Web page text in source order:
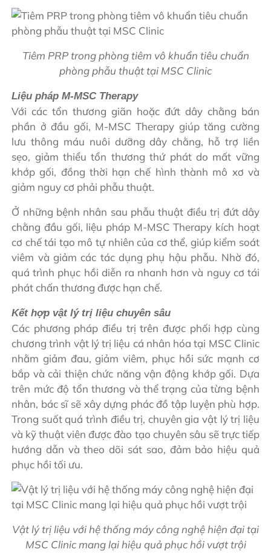
Tiêm PRP trong phòng tiêm vô khuẩn tiêu chuẩn
phòng phẫu thuật tại MSC Clinic
Liệu pháp M-MSC Therapy
Với các tổn thương giãn hoặc đứt dây chằng bán
phần ở đầu gối, M-MSC Therapy giúp tăng cường
lưu thông máu nuôi dưỡng dây chằng, hỗ trợ liền
sẹo, giảm thiểu tổn thương thứ phát do mất vững
khớp gối, đồng thời hạn chế hình thành mô xơ và
giảm nguy cơ phải phẫu thuật.
Ở những bệnh nhân sau phẫu thuật điều trị đứt dây
chằng đầu gối, liệu pháp M-MSC Therapy kích hoạt
cơ chế tái tạo mô tự nhiên của cơ thể, giúp kiểm soát
viêm và giảm các tác dụng phụ hậu phẫu. Nhờ đó,
quá trình phục hồi diễn ra nhanh hơn và nguy cơ tái
phát chấn thương được hạn chế.
Kết hợp vật lý trị liệu chuyên sâu
Các phương pháp điều trị trên được phối hợp cùng
chương trình vật lý trị liệu cá nhân hóa tại MSC Clinic
nhằm giảm đau, giảm viêm, phục hồi sức mạnh cơ
bắp và cải thiện chức năng vận động khớp gối. Dựa
trên mức độ tổn thương và thể trạng của từng bệnh
nhân, bác sĩ sẽ xây dựng phác đồ tập luyện phù hợp.
Trong suốt quá trình điều trị, chuyên gia vật lý trị liệu
và kỹ thuật viên được đào tạo chuyên sâu sẽ trực tiếp
hướng dẫn và theo dõi sát sao, đảm bảo hiệu quả
phục hồi tối ưu.
Vật lý trị liệu với hệ thống máy công nghệ hiện đại tại
MSC Clinic mang lại hiệu quả phục hồi vượt trội